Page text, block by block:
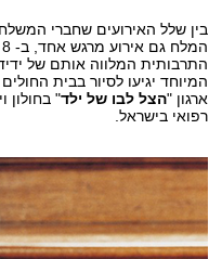
בין שלל האירועים שחברי
התרבותית המלווה אותם של
ארגון "הצל לבו של ילד" בחולון
רפואי בישראל.